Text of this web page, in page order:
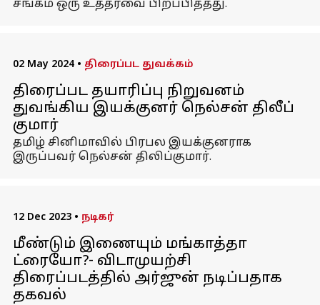
சங்கம் ஒரு உத்தரவை பிறப்பித்தது.
02 May 2024 • திரைப்பட துவக்கம்
திரைப்பட தயாரிப்பு நிறுவனம்
துவங்கிய இயக்குனர் நெல்சன் திலீப்
குமார்
தமிழ் சினிமாவில் பிரபல இயக்குனராக
இருப்பவர் நெல்சன் திலிப்குமார்.
12 Dec 2023 • நடிகர்
மீண்டும் இணையும் மங்காத்தா
ட்ரையோ?- விடாமுயற்சி
திரைப்படத்தில் அர்ஜுன் நடிப்பதாக
தகவல்